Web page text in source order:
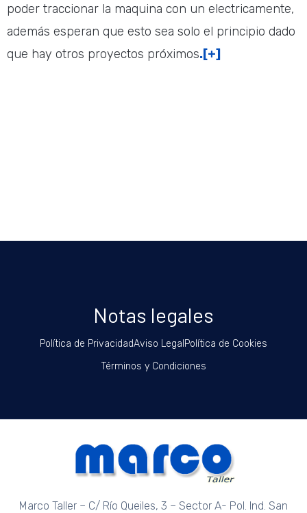
poder traccionar la maquina con un electricamente,
además esperan que esto sea solo el principio dado
que hay otros proyectos próximos.[+]
Notas legales
Política de PrivacidadAviso Legal Política de Cookies
Términos y Condiciones
Marco Taller – C/ Río Queiles, 3 – Sector A- Pol. Ind. San